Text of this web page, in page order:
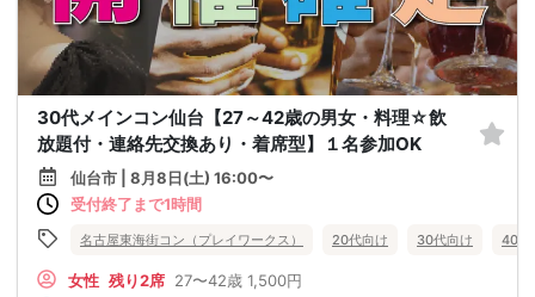
30代メインコン仙台【27～42歳の男女・料理☆飲
放題付・連絡先交換あり・着席型】１名参加OK
仙台市 | 8月8日(土) 16:00〜
受付終了まで1時間
名古屋東海街コン（プレイワークス） 20代向け 30代向け 40代
女性 残り2席 27〜42歳 1,500円